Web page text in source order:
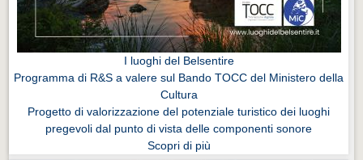
I luoghi del Belsentire
Programma di R&S a valere sul Bando TOCC del Ministero della
Cultura
Progetto di valorizzazione del potenziale turistico dei luoghi
pregevoli dal punto di vista delle componenti sonore
Scopri di più